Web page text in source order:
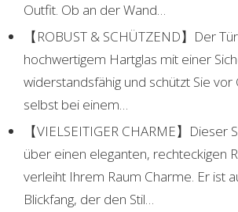
Outfit. Ob an der Wand…
【ROBUST & SCHÜTZEND】Der
hochwertigem Hartglas mit einer
widerstandsfähig und schützt Sie vor
selbst bei einem…
【VIELSEITIGER CHARME】Dieser
über einen eleganten, rechteckigen
verleiht Ihrem Raum Charme. Er ist
Blickfang, der den Stil…